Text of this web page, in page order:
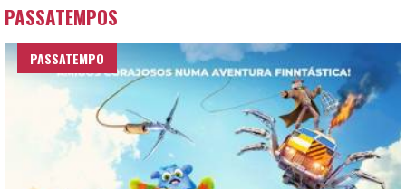
PASSATEMPOS
PASSATEMPO